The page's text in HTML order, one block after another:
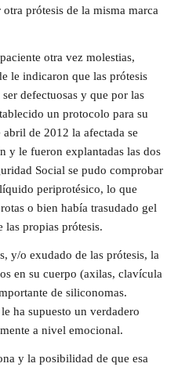
prótesis de la misma marca
otra vez molestias,
le indicaron que las prótesis
defectuosas y que por las
un protocolo para su
de 2012 la afectada se
y le fueron explantadas las dos
Social se pudo comprobar
periprotésico, lo que
o bien había trasudado gel
las propias prótesis.
y/o exudado de las prótesis, la
en su cuerpo (axilas, clavícula
de siliconomas.
ha supuesto un verdadero
a nivel emocional.
y la posibilidad de que esa